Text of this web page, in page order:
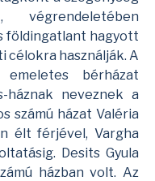
végrendeletében
földingatlant hagyott
célokra használják. A
bérházat
neveznek a
számú házat Valéria
élt férjével, Vargha
Desits Gyula
házban volt. Az